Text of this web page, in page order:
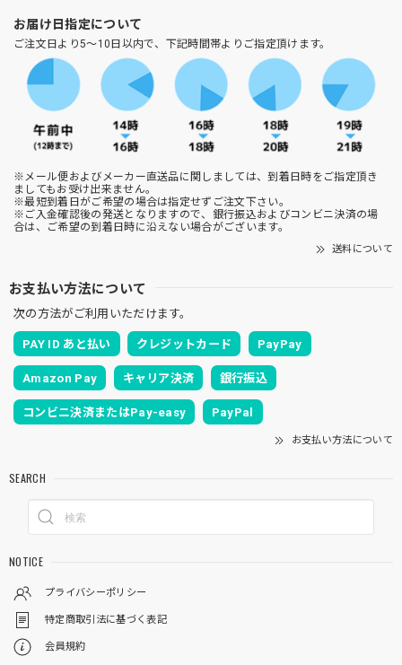
お届け日指定について
ご注文日より5～10日以内で、下記時間帯よりご指定頂けます。
※メール便およびメーカー直送品に関しましては、到着日時をご指定頂き
ましてもお受け出来ません。
※最短到着日がご希望の場合は指定せずご注文下さい。
※ご入金確認後の発送となりますので、銀行振込およびコンビニ決済の場
合は、ご希望の到着日時に沿えない場合がございます。
送料について
お支払い方法について
次の方法がご利用いただけます。
PAY ID あと払い クレジットカード PayPay
Amazon Pay キャリア決済 銀行振込
コンビニ決済またはPay-easy PayPal
お支払い方法について
SEARCH
NOTICE
プライバシーポリシー
特定商取引法に基づく表記
会員規約